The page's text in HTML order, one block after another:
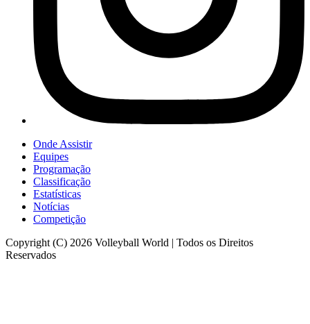
Onde Assistir
Equipes
Programação
Classificação
Estatísticas
Notícias
Competição
Copyright (C) 2026 Volleyball World | Todos os Direitos
Reservados